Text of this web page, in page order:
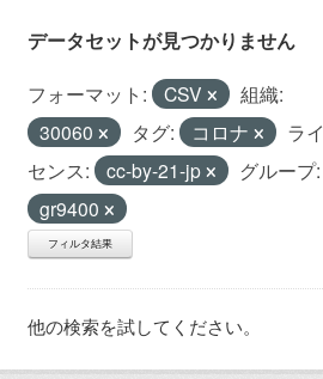
データセットが見つかりません
フォーマット: CSV
組織:
30060
タグ: コロナ
ライ
センス:
cc-by-21-jp
グループ:
gr9400
フィルタ結果
他の検索を試してください。